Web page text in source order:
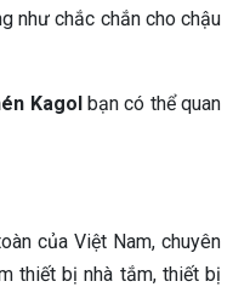
như chắc chắn cho chậu
Kagol bạn có thể quan
của Việt Nam, chuyên
thiết bị nhà tắm, thiết bị